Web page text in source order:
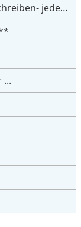
jeder einen Satz
...